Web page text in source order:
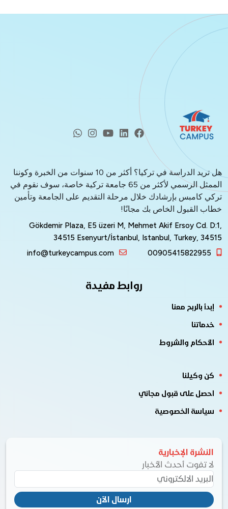
هل تريد الدراسة في تركيا؟ أكثر من 10 سنوات من الخبرة وكوننا
الممثل الرسمي لأكثر من 65 جامعة تركية خاصة، سوف نقوم في
كامبس بإرشادك خلال مرحلة التقديم على الجامعة وتأمين
القبول الخاص بك مجانًا!
Gökdemir Plaza, E5 üzeri M, Mehmet Akif Ersoy Cd.
34515 Esenyurt/İstanbul, Istanbul, Turkey,
info@turkeycampus.com
روابط مفيدة
بالربح معنا
والشروط
وكيلنا
على قبول مجاني
الخصوصية
الإخبارية
تفوت أحدث الأخبار
ارسال الآن